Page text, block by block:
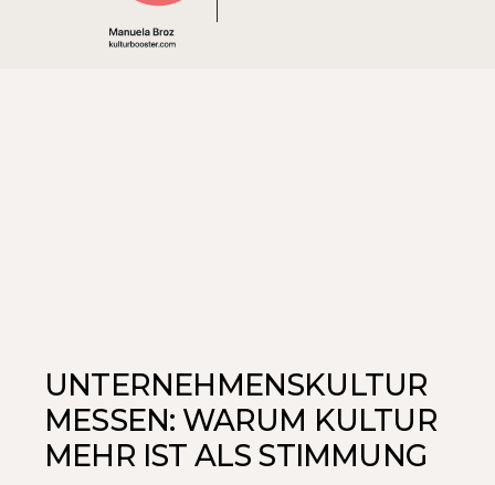
UNTERNEHMENSKULTUR
MESSEN: WARUM KULTUR
MEHR IST ALS STIMMUNG